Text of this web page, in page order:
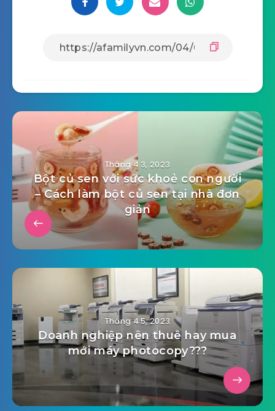
Tháng 4 3, 2023
Bột củ sen với sức khoẻ con người
– Cách làm bột củ sen tại nhà đơn
giản
Tháng 4 5, 2023
Doanh nghiệp nên thuê hay mua
mới máy photocopy???